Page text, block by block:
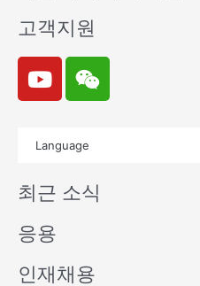
고객지원
Y
o
u
e
W
e
i
n
Language
최근 소식
응용
인재채용